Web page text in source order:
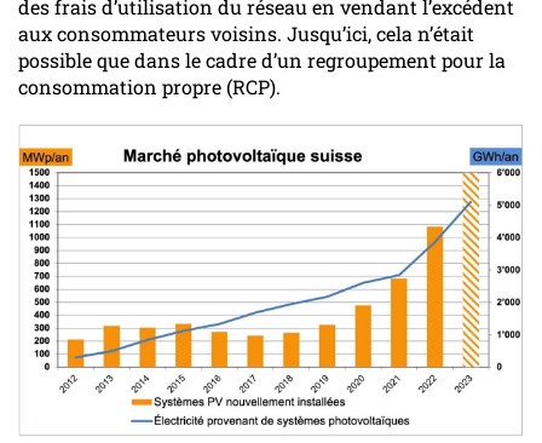
des frais d’utilisation du réseau en vendant l’excédent
aux consommateurs voisins. Jusqu’ici, cela n’était
possible que dans le cadre d’un regroupement pour la
consommation propre (RCP).